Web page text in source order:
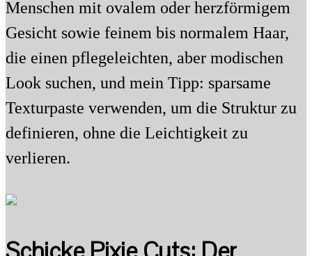
Menschen mit ovalem oder herzförmigem
Gesicht sowie feinem bis normalem Haar,
die einen pflegeleichten, aber modischen
Look suchen, und mein Tipp: sparsame
Texturpaste verwenden, um die Struktur zu
definieren, ohne die Leichtigkeit zu
verlieren.